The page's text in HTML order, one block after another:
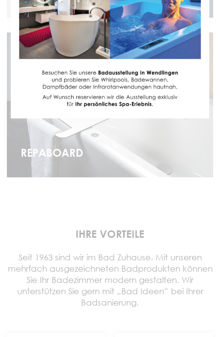
REPABOARD
IHRE VORTEILE
Seit 1963 sind wir im Bad Zuhause. Mit unseren
mehrfach ausgezeichneten Badprodukten können
Sie Ihr Badezimmer modern gestalten. Wir
unterstützen Sie gern mit „Bad Ideen“ bei Ihrer
Badsanierung.